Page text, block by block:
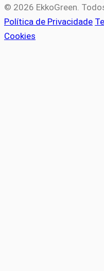
© 2026 EkkoGreen.
Política de Privacidade
Cookies